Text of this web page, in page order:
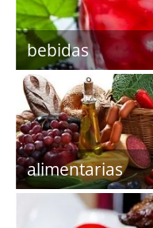
bebidas
alimentarias